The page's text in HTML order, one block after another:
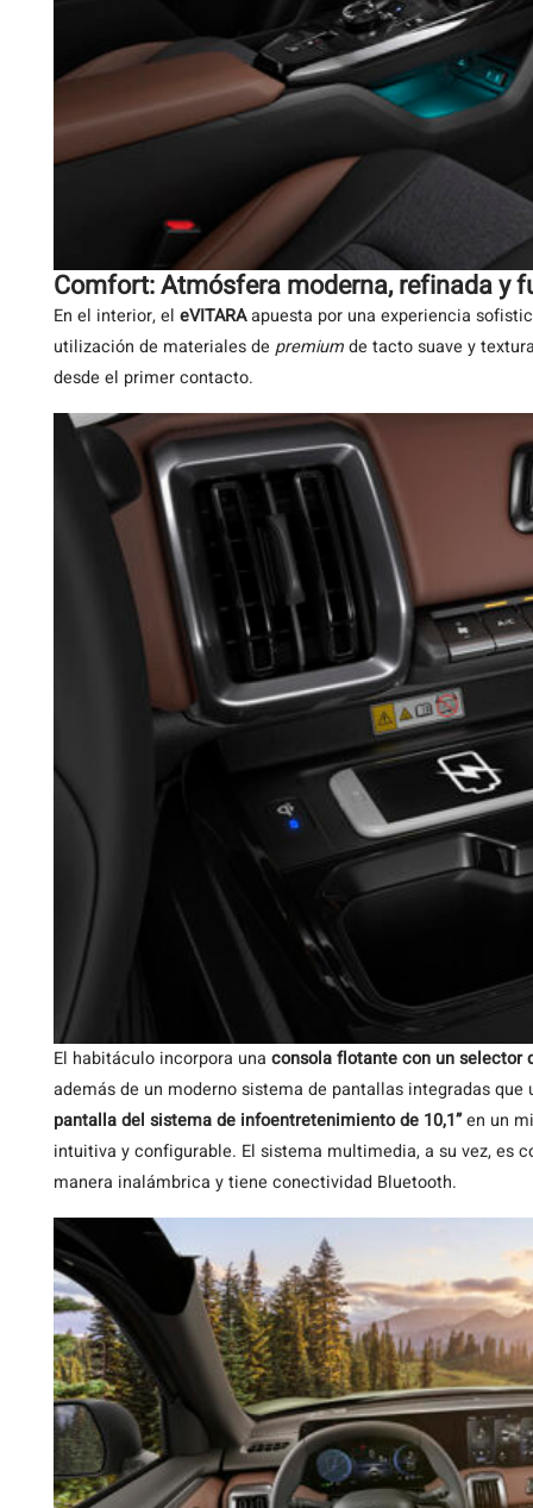
Comfort: Atmósfera moderna, refinada y
En el interior, el eVITARAapuesta por una experiencia
utilización de materiales de premiumde tacto suave y
desde el primer contacto.
El habitáculo incorpora una consola flotante con un selector
además de un moderno sistema de pantallas integradas que
pantalla del sistema de infoentretenimiento de 10,1”en un
intuitiva y configurable. El sistema multimedia, a su vez, es
manera inalámbrica y tiene conectividad Bluetooth.